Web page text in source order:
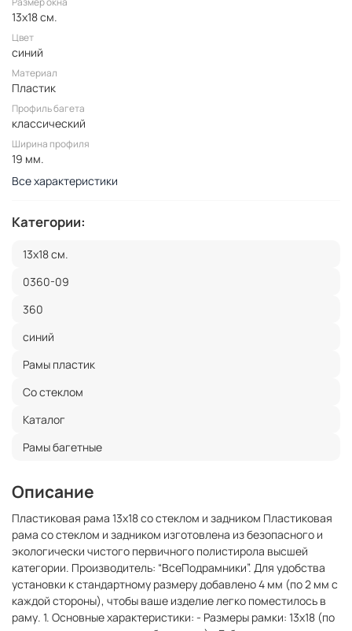
13x18 см.
Цвет
синий
Материал
Пластик
Профиль багета
классический
Ширина профиля
19 мм.
Все характеристики
Категории:
13x18 см.
0360-09
360
синий
Рамы пластик
Со стеклом
Каталог
Рамы багетные
Описание
Пластиковая рама 13x18 со стеклом и задником Пластиковая
рама со стеклом и задником изготовлена из безопасного и
экологически чистого первичного полистирола высшей
категории. Производитель: “ВсеПодрамники”. Для удобства
установки к стандартному размеру добавлено 4 мм (по 2 мм с
каждой стороны), чтобы ваше изделие легко поместилось в
раму. 1. Основные характеристики: - Размеры рамки: 13x18 (по